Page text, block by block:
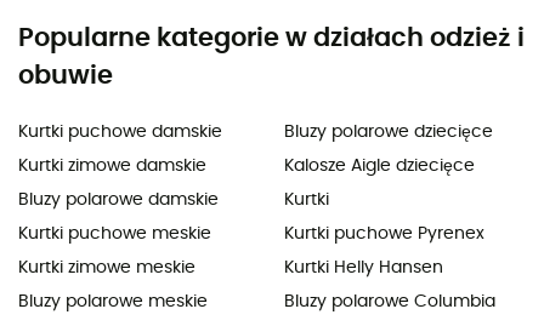
Popularne kategorie w działach odzież i
obuwie
Kurtki puchowe damskie
Kurtki zimowe damskie
Bluzy polarowe damskie
Kurtki puchowe meskie
Kurtki zimowe meskie
Bluzy polarowe meskie
Bluzy polarowe dziecięce
Kalosze Aigle dziecięce
Kurtki
Kurtki puchowe Pyrenex
Kurtki Helly Hansen
Bluzy polarowe Columbia